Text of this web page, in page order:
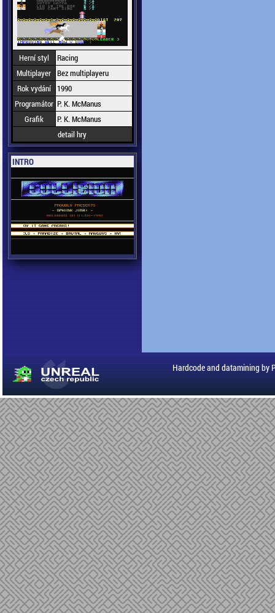
Herní styl
Racing
Multiplayer Bez multiplayeru
Rok vydání
1990
Programátor P. K. McManus
Grafik
P. K. McManus
detail hry
INTRO
Hardcode and datamining by